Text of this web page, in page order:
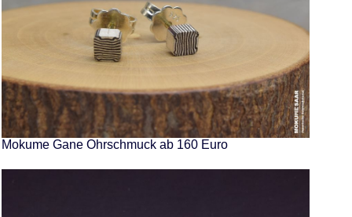
Mokume Gane Ohrschmuck ab 160 Euro